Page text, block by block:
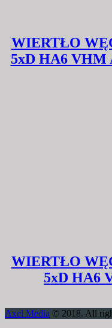
WIERTŁO
5xD HA6
WIERTŁO
5xD HA6
Axel Media © 2018. All